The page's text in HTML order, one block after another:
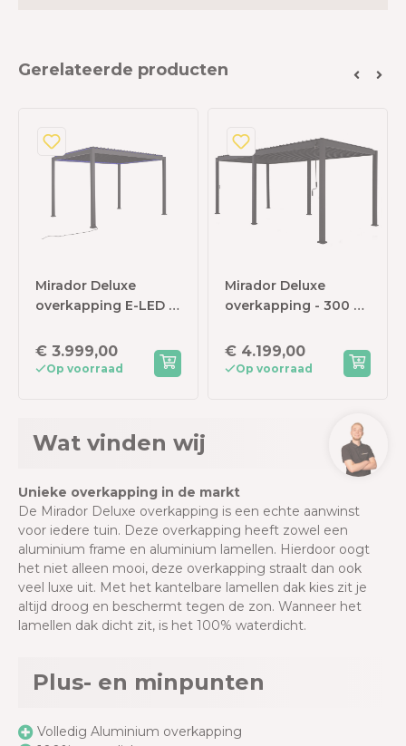
Gerelateerde producten
Mirador Deluxe
overkapping E-LED -
- met elektrisch
lamellendak en LED
€ 3.999,00
Op voorraad
Mirador Deluxe
overkapping - 300 x
€ 4.199,00
Op voorraad
Wat vinden wij
Unieke overkapping in de markt
De Mirador Deluxe overkapping is een echte aanwinst
voor iedere tuin. Deze overkapping heeft zowel een
aluminium frame en aluminium lamellen. Hierdoor oogt
het niet alleen mooi, deze overkapping straalt dan ook
veel luxe uit. Met het kantelbare lamellen dak kies zit je
altijd droog en beschermt tegen de zon. Wanneer het
lamellen dak dicht zit, is het 100% waterdicht.
Plus- en minpunten
Volledig Aluminium overkapping